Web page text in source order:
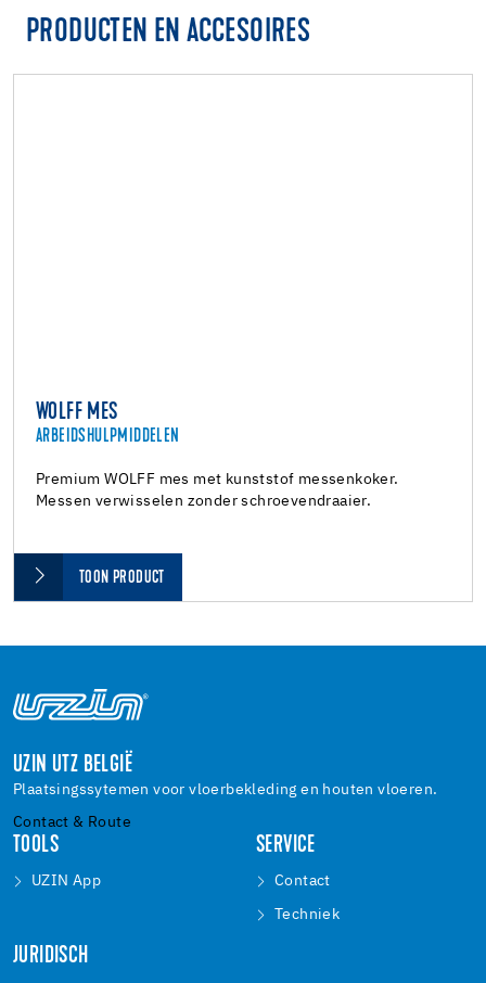
PRODUCTEN EN ACCESOIRES
WOLFF MES
ARBEIDSHULPMIDDELEN
Premium WOLFF mes met kunststof messenkoker.
Messen verwisselen zonder schroevendraaier.
TOON PRODUCT
UZIN UTZ BELGIË
Plaatsingssytemen voor vloerbekleding en houten vloeren.
Contact & Route
TOOLS
UZIN App
SERVICE
Contact
Techniek
JURIDISCH